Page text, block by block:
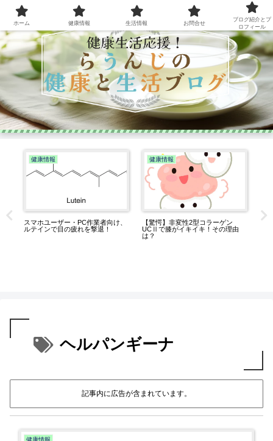
健康情報
スマホユーザー・PC作業者向け、
ルテインで目の疲れを撃退！
健康情報
【驚愕】非変性2型コラーゲン
UCⅡで膝がイキイキ！その理由
は？
ア
た
ヘルパンギーナ
記事内に広告が含まれています。
健康情報
ホーム 健康情報 生活情報 お問合せ
ブログ紹介とプ
ロフィール